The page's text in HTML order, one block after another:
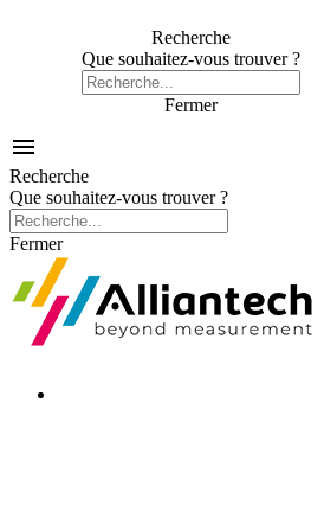
Recherche
Que souhaitez-vous trouver ?
Fermer

Recherche
Que souhaitez-vous trouver ?
Fermer